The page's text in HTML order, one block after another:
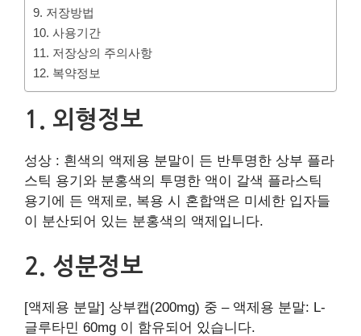
9. 저장방법
10. 사용기간
11. 저장상의 주의사항
12. 복약정보
1. 외형정보
성상 : 흰색의 액제용 분말이 든 반투명한 상부 플라
스틱 용기와 분홍색의 투명한 액이 갈색 플라스틱
용기에 든 액제로, 복용 시 혼합액은 미세한 입자들
이 분산되어 있는 분홍색의 액제입니다.
2. 성분정보
[액제용 분말] 상부캡(200mg) 중 – 액제용 분말: L-
글루타민 60mg 이 함유되어 있습니다.